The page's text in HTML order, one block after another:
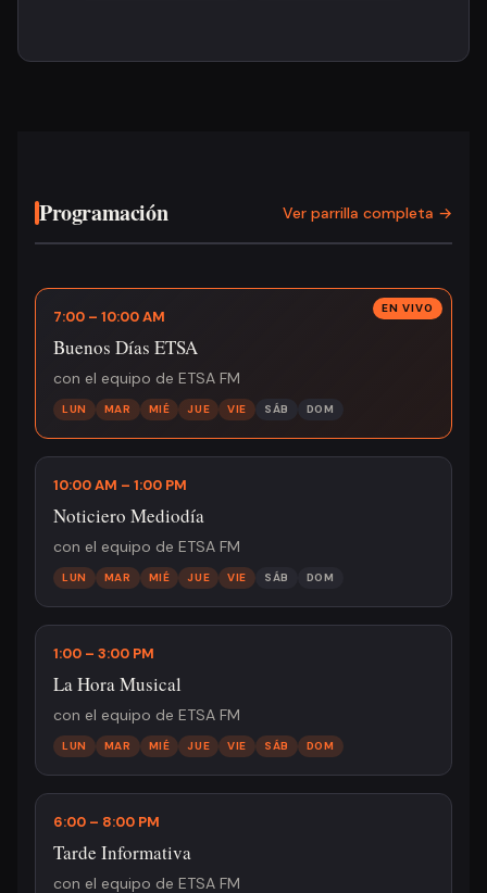
Programación Ver parrilla completa →
7:00 – 10:00 AM
Buenos Días ETSA
con el equipo de ETSA FM
LUN MAR MIÉ JUE VIE SÁB DOM
10:00 AM – 1:00 PM
Noticiero Mediodía
con el equipo de ETSA FM
LUN MAR MIÉ JUE VIE SÁB DOM
1:00 – 3:00 PM
La Hora Musical
con el equipo de ETSA FM
LUN MAR MIÉ JUE VIE SÁB DOM
6:00 – 8:00 PM
Tarde Informativa
con el equipo de ETSA FM